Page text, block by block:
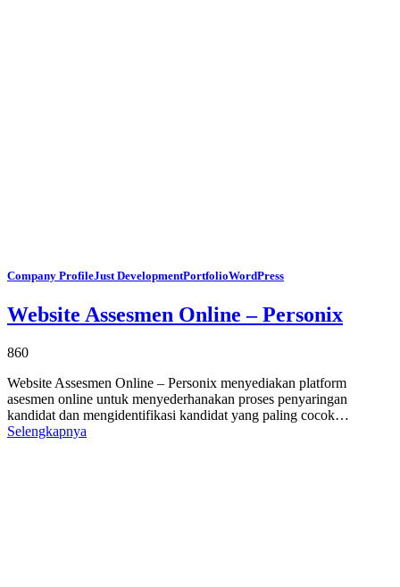
Company ProfileJust DevelopmentPortfolioWordPress
Website Assesmen Online – Personix
860
Website Assesmen Online – Personix menyediakan platform
asesmen online untuk menyederhanakan proses penyaringan
kandidat dan mengidentifikasi kandidat yang paling cocok…
Selengkapnya